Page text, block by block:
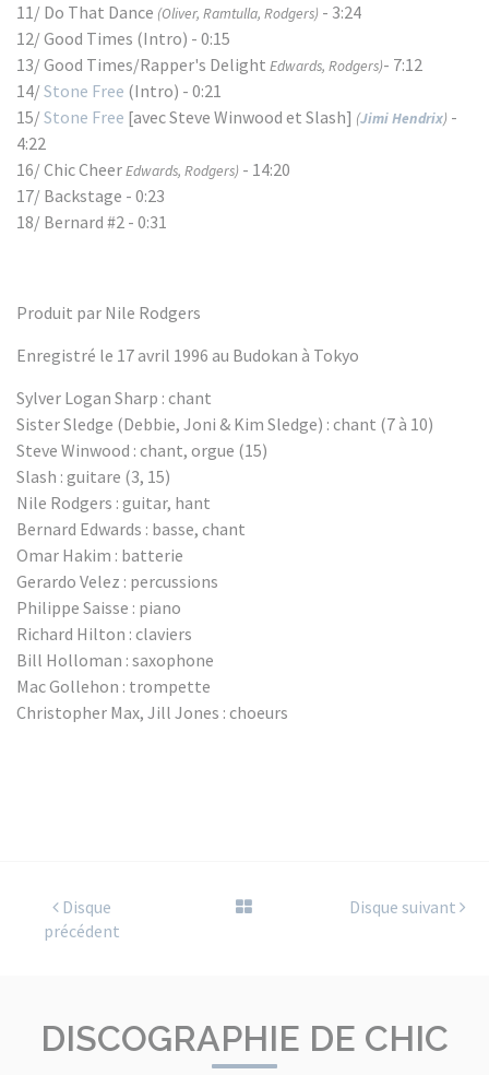
11/ Do That Dance (Oliver, Ramtulla, Rodgers) - 3:24
12/ Good Times (Intro) - 0:15
13/ Good Times/Rapper's Delight Edwards, Rodgers)- 7:12
14/Stone Free (Intro) - 0:21
15/Stone Free [avec Steve Winwood et Slash] (Jimi Hendrix) -
4:22
16/ Chic CheerEdwards, Rodgers) - 14:20
17/ Backstage - 0:23
18/ Bernard #2 - 0:31
Produit par Nile Rodgers
Enregistré le 17 avril 1996 au Budokan à Tokyo
Sylver Logan Sharp : chant
Sister Sledge (Debbie, Joni & Kim Sledge) : chant (7 à 10)
Steve Winwood : chant, orgue (15)
Slash : guitare (3, 15)
Nile Rodgers : guitar, hant
Bernard Edwards : basse, chant
Omar Hakim : batterie
Gerardo Velez : percussions
Philippe Saisse : piano
Richard Hilton : claviers
Bill Holloman : saxophone
Mac Gollehon : trompette
Christopher Max, Jill Jones : choeurs
Disque
précédent
Disque suivant
DISCOGRAPHIE DE CHIC